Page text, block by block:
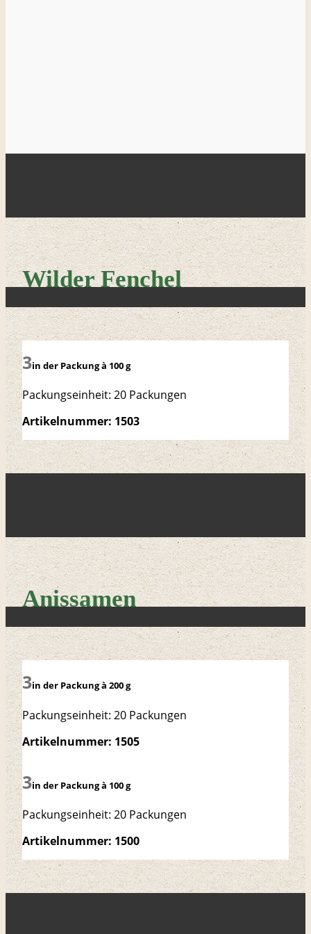
Wilder Fenchel
in der Packung à 100 g
Packungseinheit: 20 Packungen
Artikelnummer: 1503
Anissamen
in der Packung à 200 g
Packungseinheit: 20 Packungen
Artikelnummer: 1505
in der Packung à 100 g
Packungseinheit: 20 Packungen
Artikelnummer: 1500